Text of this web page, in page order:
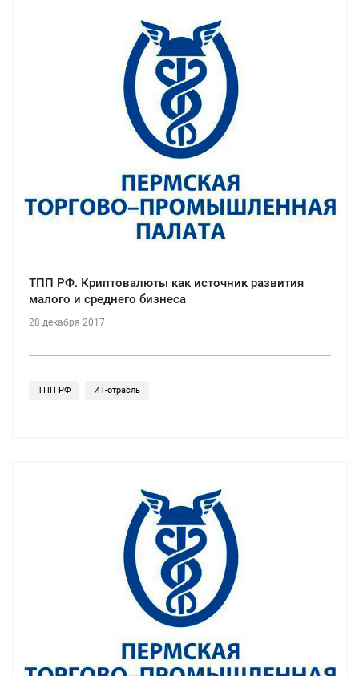
ТПП РФ. Криптовалюты как источник развития
малого и среднего бизнеса
28 декабря 2017
ТПП РФ ИТ-отрасль